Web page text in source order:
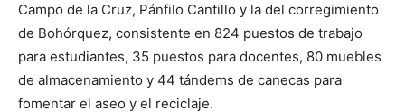
Campo de la Cruz, Pánfilo Cantillo y la del corregimiento
de Bohórquez, consistente en 824 puestos de trabajo
para estudiantes, 35 puestos para docentes, 80 muebles
de almacenamiento y 44 tándems de canecas para
fomentar el aseo y el reciclaje.